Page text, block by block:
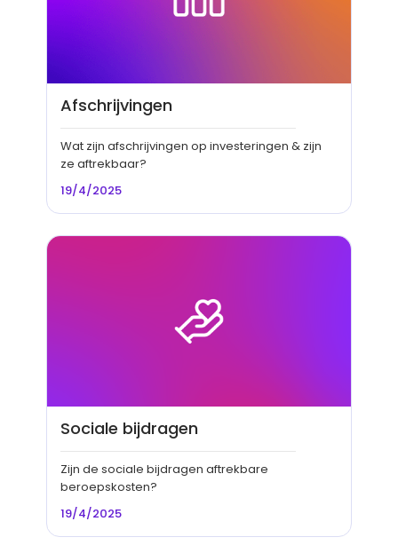
Afschrijvingen
Wat zijn afschrijvingen op investeringen & zijn
ze aftrekbaar?
19/4/2025
Sociale bijdragen
Zijn de sociale bijdragen aftrekbare
beroepskosten?
19/4/2025